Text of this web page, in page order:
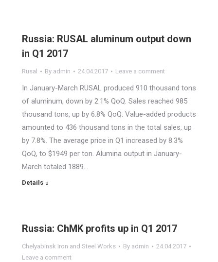
Russia: RUSAL aluminum output down
in Q1 2017
Rusal By admin 24.04.2017 Leave a comment
In January-March RUSAL produced 910 thousand tons
of aluminum, down by 2.1% QoQ. Sales reached 985
thousand tons, up by 6.8% QoQ. Value-added products
amounted to 436 thousand tons in the total sales, up
by 7.8%. The average price in Q1 increased by 8.3%
QoQ, to $1949 per ton. Alumina output in January-
March totaled 1889…
Details
Russia: ChMK profits up in Q1 2017
Chelyabinsk Iron and Steel Works By admin
24.04.2017
Leave a comment